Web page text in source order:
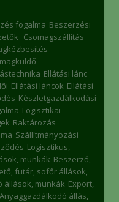
fogalma Beszerzési
Csomagszállítás
Ellátási lánc
Ellátási láncok Ellátási
Készletgazdálkodási
Logisztikai
Raktározás
Szállítmányozási
Logisztikus,
munkák Beszerző,
futár, sofőr állások,
állások, munkák Export,
Anyaggazdálkodó állás,